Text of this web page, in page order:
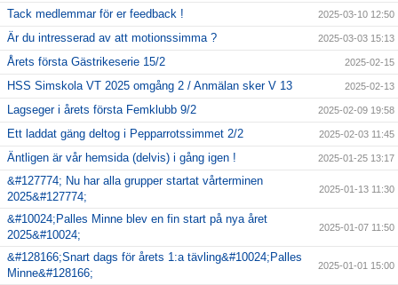
Tack medlemmar för er feedback ! 2025-03-10 12:50
Är du intresserad av att motionssimma ? 2025-03-03 15:13
Årets första Gästrikeserie 15/2 2025-02-15
HSS Simskola VT 2025 omgång 2 / Anmälan sker V 13 2025-02-13
Lagseger i årets första Femklubb 9/2 2025-02-09 19:58
Ett laddat gäng deltog i Pepparrotssimmet 2/2 2025-02-03 11:45
Äntligen är vår hemsida (delvis) i gång igen ! 2025-01-25 13:17
&#127774; Nu har alla grupper startat vårterminen
2025&#127774;
2025-01-13 11:30
&#10024;Palles Minne blev en fin start på nya året
2025&#10024;
2025-01-07 11:50
&#128166;Snart dags för årets 1:a tävling&#10024;Palles
Minne&#128166;
2025-01-01 15:00